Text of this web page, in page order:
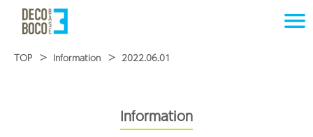
TOP Information 2022.06.01
Information